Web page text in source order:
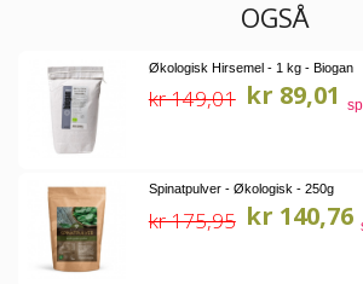
OGSÅ
Økologisk Hirsemel - 1 kg - Biogan
kr 149,01 kr 89,01
Spinatpulver - Økologisk - 250g
kr 175,95 kr 140,76